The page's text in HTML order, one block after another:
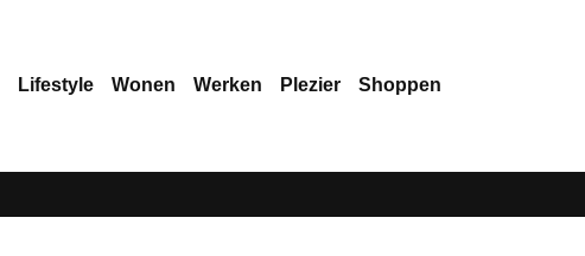
Lifestyle Wonen Werken Plezier Shoppen